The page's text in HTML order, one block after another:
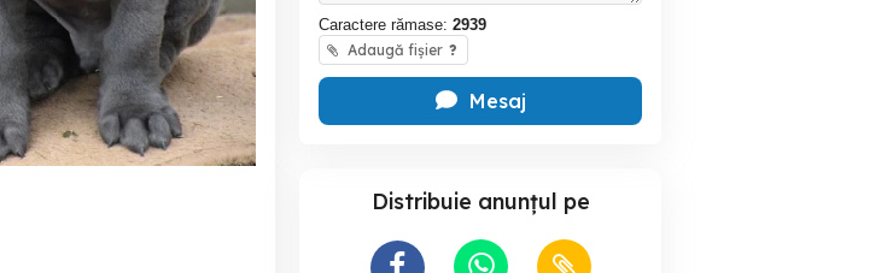
Caractere rămase: 2939
Adaugă fișier ?
Mesaj
Distribuie anunțul pe